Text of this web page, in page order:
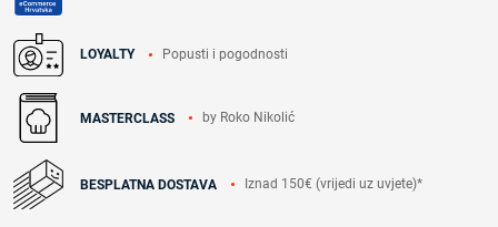
LOYALTY Popusti i pogodnosti
MASTERCLASS by Roko Nikolić
BESPLATNA DOSTAVA Iznad 150€ (vrijedi uz uvjete)*